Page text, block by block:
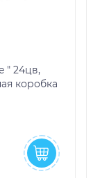
" 24цв,
коробка